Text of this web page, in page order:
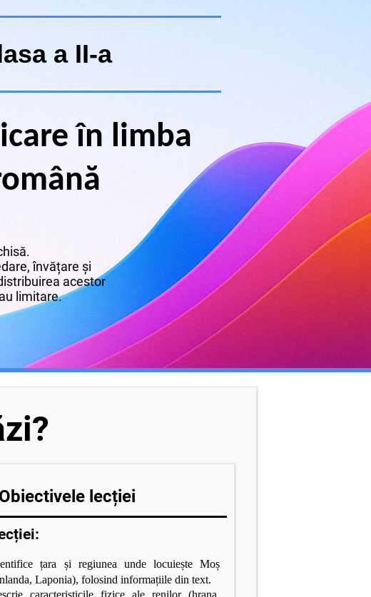
a II-a
în limba
învățare și
acestor
limitare.
Obiectivele lecției
țara și regiunea unde locuiește Moș
Laponia), folosind informațiile din text.